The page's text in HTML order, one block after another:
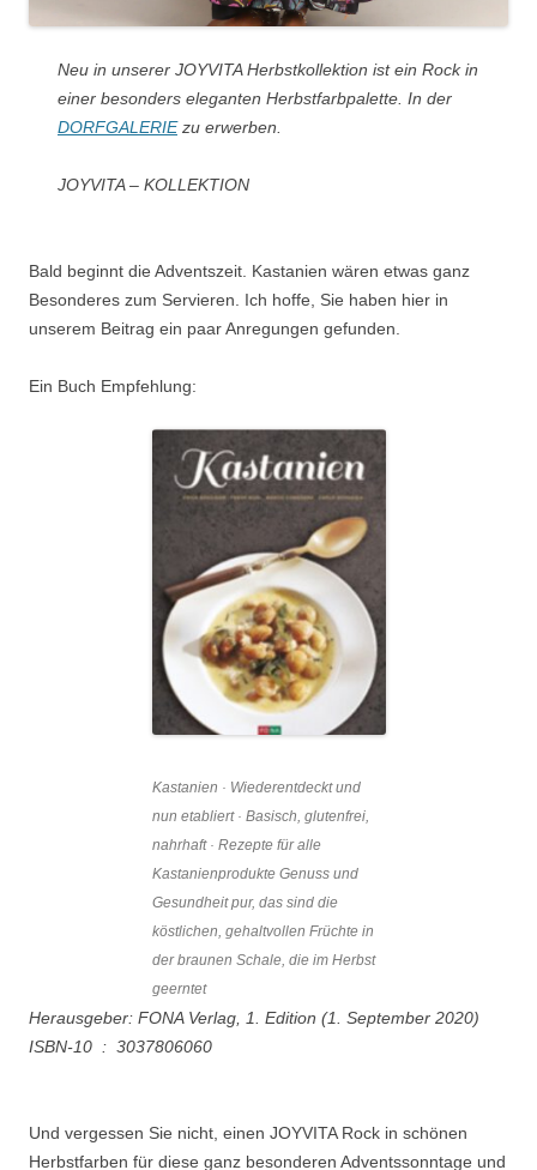
Neu in unserer JOYVITA Herbstkollektion ist ein Rock in
einer besonders eleganten Herbstfarbpalette. In der
DORFGALERIEzu erwerben.
JOYVITA – KOLLEKTION
Bald beginnt die Adventszeit. Kastanien wären etwas ganz
Besonderes zum Servieren. Ich hoffe, Sie haben hier in
unserem Beitrag ein paar Anregungen gefunden.
Ein Buch Empfehlung:
Kastanien · Wiederentdeckt und
nun etabliert · Basisch, glutenfrei,
nahrhaft · Rezepte für alle
Kastanienprodukte Genuss und
Gesundheit pur, das sind die
köstlichen, gehaltvollen Früchte in
der braunen Schale, die im Herbst
geerntet
Herausgeber: FONA Verlag, 1. Edition (1. September 2020)
ISBN-10 ‏ : ‎ 3037806060
Und vergessen Sie nicht, einen JOYVITA Rock in schönen
Herbstfarben für diese ganz besonderen Adventssonntage und